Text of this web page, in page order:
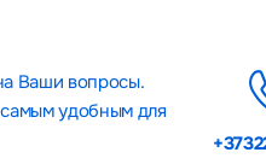
Ваши вопросы.
удобным для